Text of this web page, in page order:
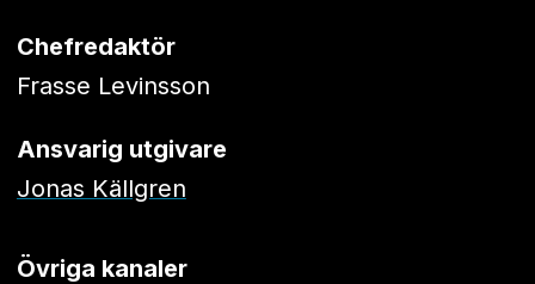
Chefredaktör
Frasse Levinsson
Ansvarig utgivare
Jonas Källgren
Övriga kanaler